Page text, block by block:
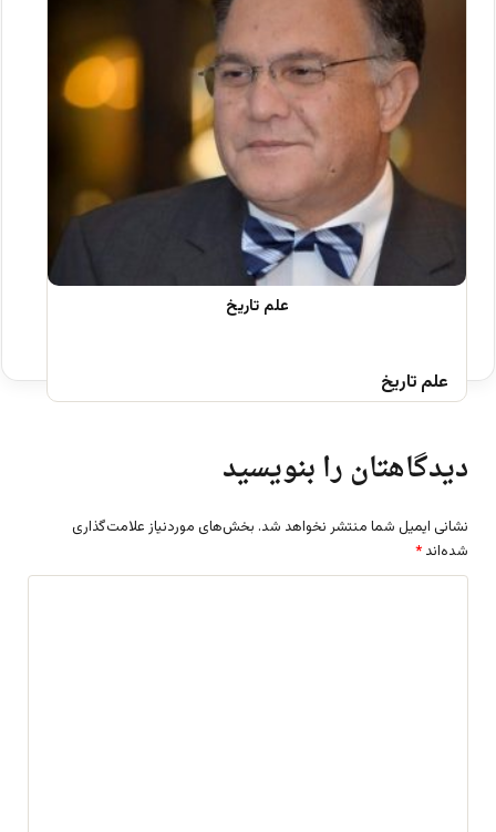
علم تاریخ
دیدگاهتان را بنویسید
نشانی ایمیل شما منتشر نخواهد شد. بخش‌های موردنیاز علامت‌گذاری
شده‌اند *